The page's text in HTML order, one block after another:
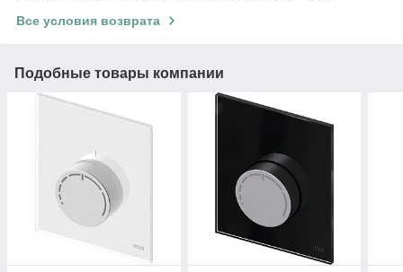
Все условия возврата
Подобные товары компании